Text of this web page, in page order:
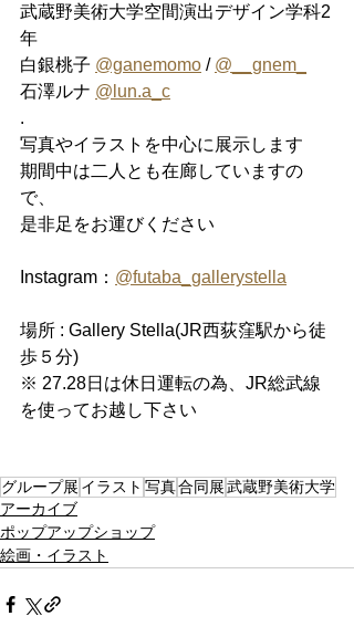
武蔵野美術大学空間演出デザイン学科2
年
白銀桃子 @ganemomo / @__gnem_
石澤ルナ @lun.a_c
.
写真やイラストを中心に展示します
期間中は二人とも在廊していますの
で、
是非足をお運びください
Instagram： @futaba_gallerystella
場所 : Gallery Stella(JR西荻窪駅から徒
歩５分)
※ 27.28日は休日運転の為、JR総武線
を使ってお越し下さい
グループ展 イラスト 写真合同展武蔵野美術大学
アーカイブ
ポップアップショップ
絵画・イラスト